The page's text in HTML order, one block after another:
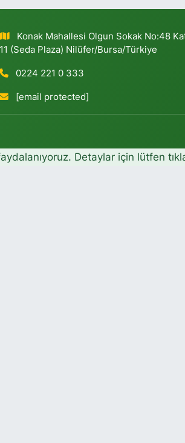
Konak Mahallesi Olgun Sokak No:48
11 (Seda Plaza) Nilüfer/Bursa/Türkiye
0224 221 0 333
[email protected]
Detaylar için lütfen